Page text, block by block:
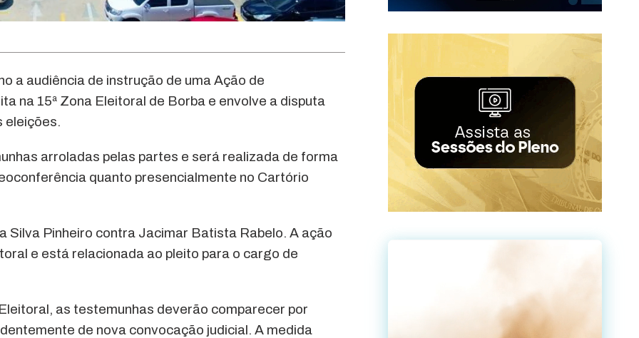
a audiência de instrução de uma Ação de
na 15ª Zona Eleitoral de Borba e envolve a disputa
eleições.
arroladas pelas partes e será realizada de forma
quanto presencialmente no Cartório
Silva Pinheiro contra Jacimar Batista Rabelo. A ação
e está relacionada ao pleito para o cargo de
as testemunhas deverão comparecer por
de nova convocação judicial. A medida